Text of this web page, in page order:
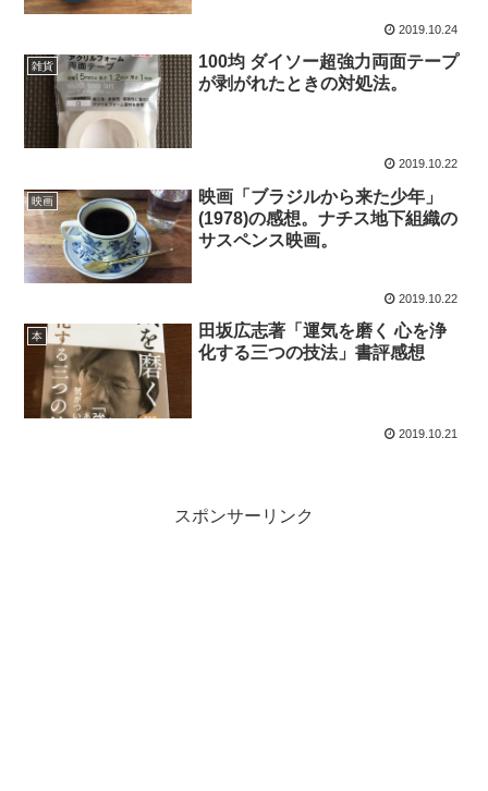
2019.10.24
雑貨
100均 ダイソー超強力両面テープ
が剥がれたときの対処法。
2019.10.22
映画
映画「ブラジルから来た少年」
(1978)の感想。ナチス地下組織の
サスペンス映画。
2019.10.22
本
田坂広志著「運気を磨く 心を浄
化する三つの技法」書評感想
2019.10.21
スポンサーリンク